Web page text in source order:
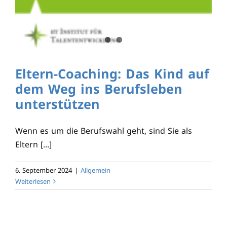
Eltern-Coaching: Das Kind auf
dem Weg ins Berufsleben
unterstützen
Wenn es um die Berufswahl geht, sind Sie als
Eltern [...]
6. September 2024 | Allgemein
Weiterlesen